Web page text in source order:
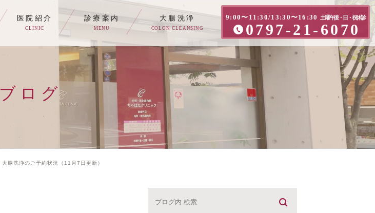
9:00〜11:30/13:30〜16:30 土曜午後・日・祝休診
0797-21-6070
医院紹介
CLINIC
診療案内
MENU
各種内視鏡検査について
生活習慣病
消化器内科・内科
トイレの症状でお悩みの方へ
大腸洗浄
COLON CLEANSING
ブログ
大腸洗浄のご予約状況（11月7日更新）